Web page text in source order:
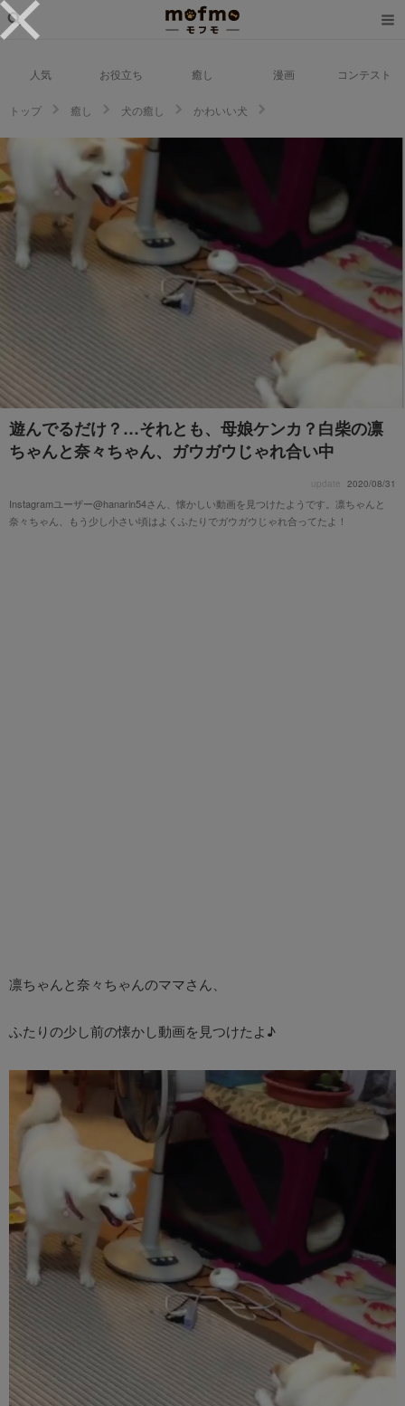
人気 お役立ち 癒し 漫画 コンテスト
トップ 癒し 犬の癒し
かわいい犬
ウガウじゃれ合い中
遊んでるだけ？…それとも、母娘ケンカ？白柴の凛
ちゃんと奈々ちゃん、ガウガウじゃれ合い中
update 2020/08/31
Instagramユーザー@hanarin54さん、懐かしい動画を見つけたようです。凛ちゃんと
奈々ちゃん、もう少し小さい頃はよくふたりでガウガウじゃれ合ってたよ！
凛ちゃんと奈々ちゃんのママさん、
ふたりの少し前の懐かし動画を見つけたよ♪